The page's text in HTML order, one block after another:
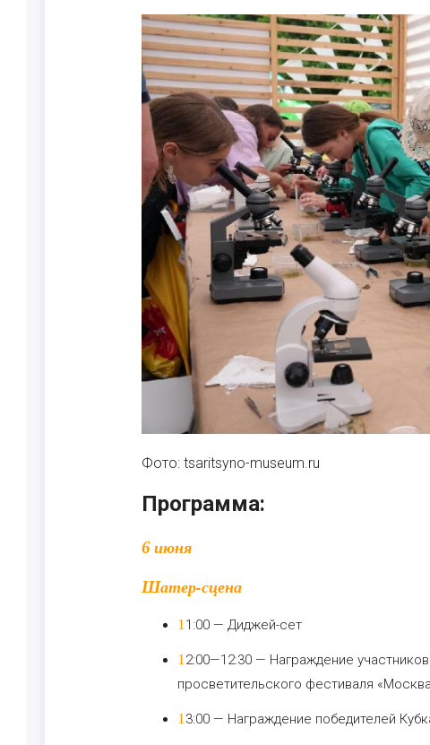
Фото: tsaritsyno-museum.ru
Программа:
6 июня
Шатер-сцена
11:00 — Диджей-сет
12:00—12:30 — Награждение участников конкурса «Хрупкое очарование» эколого-
просветительского фестиваля
13:00 — Награждение победителей